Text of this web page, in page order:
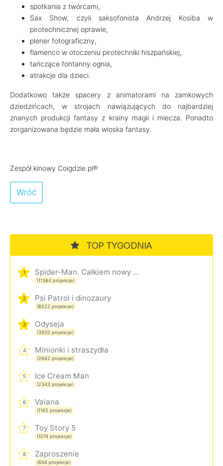
spotkania z twórcami,
Sax Show, czyli saksofonista Andrzej Kosiba w
pirotechnicznej oprawie,
plener fotograficzny,
flamenco w otoczeniu pirotechniki hiszpańskiej,
tańczące fontanny ognia,
atrakcje dla dzieci.
Dodatkowo także spacery z animatorami na zamkowych
dziedzińcach, w strojach nawiązujących do najbardziej
znanych produkcji fantasy z krainy magii i miecza. Ponadto
zorganizowana będzie mała wioska fantasy.
Zespół kinowy Coigdzie.pl®
Wróć
TOP TYGODNIA
1 Spider-Man. Całkiem nowy dzień
(11384 projekcje)
2 Psi Patrol i dinozaury
(8522 projekcje)
3 Odyseja
(3920 projekcje)
4 Minionki i straszydła
(2662 projekcje)
5 Ice Cream Man
(2343 projekcje)
6 Vaiana
(1165 projekcje)
7 Toy Story 5
(1074 projekcje)
8 Zaproszenie
(656 projekcje)